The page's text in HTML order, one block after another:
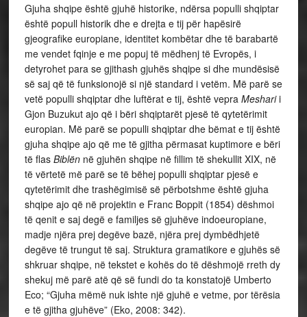
Gjuha shqipe është gjuhë historike, ndërsa populli shqiptar
është popull historik dhe e drejta e tij për hapësirë
gjeografike europiane, identitet kombëtar dhe të barabartë
me vendet fqinje e me popuj të mëdhenj të Evropës, i
detyrohet para se gjithash gjuhës shqipe si dhe mundësisë
së saj që të funksionojë si një standard i vetëm. Më parë se
vetë populli shqiptar dhe luftërat e tij, është vepra Mesharii
Gjon Buzukut ajo që i bëri shqiptarët pjesë të qytetërimit
europian. Më parë se populli shqiptar dhe bëmat e tij është
gjuha shqipe ajo që me të gjitha përmasat kuptimore e bëri
të flas Biblënnë gjuhën shqipe në fillim të shekullit XIX, në
të vërtetë më parë se të bëhej populli shqiptar pjesë e
qytetërimit dhe trashëgimisë së përbotshme është gjuha
shqipe ajo që në projektin e Franc Boppit (1854) dëshmoi
të qenit e saj degë e familjes së gjuhëve indoeuropiane,
madje njëra prej degëve bazë, njëra prej dymbëdhjetë
degëve të trungut të saj. Struktura gramatikore e gjuhës së
shkruar shqipe, në tekstet e kohës do të dëshmojë rreth dy
shekuj më parë atë që së fundi do ta konstatojë Umberto
Eco; “Gjuha mëmë nuk ishte një gjuhë e vetme, por tërësia
e të gjitha gjuhëve” (Eko, 2008: 342).